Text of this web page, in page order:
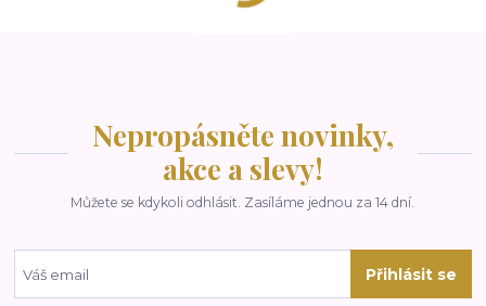
Nepropásněte novinky,
akce a slevy!
Můžete se kdykoli odhlásit. Zasíláme jednou za 14 dní.
Přihlásit se